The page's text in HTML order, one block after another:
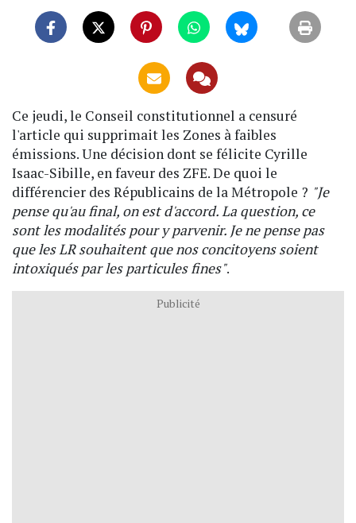
Ce jeudi, le Conseil constitutionnel a censuré
l'article qui supprimait les Zones à faibles
émissions. Une décision dont se félicite Cyrille
Isaac-Sibille, en faveur des ZFE. De quoi le
différencier des Républicains de la Métropole ? "Je
pense qu'au final, on est d'accord. La question, ce
sont les modalités pour y parvenir. Je ne pense pas
que les LR souhaitent que nos concitoyens soient
intoxiqués par les particules fines".
Publicité